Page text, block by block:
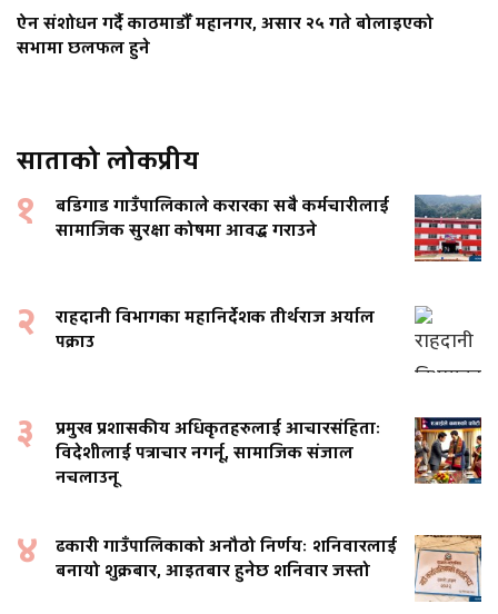
ऐन संशोधन गर्दै काठमाडौँ महानगर, असार २५ गते बोलाइएको
सभामा छलफल हुने
साताको लोकप्रीय
१
बडिगाड गाउँपालिकाले करारका सबै कर्मचारीलाई
सामाजिक सुरक्षा कोषमा आवद्ध गराउने
२
राहदानी विभागका महानिर्देशक तीर्थराज अर्याल
पक्राउ
३
प्रमुख प्रशासकीय अधिकृतहरुलाई आचारसंहिताः
विदेशीलाई पत्राचार नगर्नू, सामाजिक संजाल
नचलाउनू
४
ढकारी गाउँपालिकाको अनौठो निर्णयः शनिवारलाई
बनायो शुक्रबार, आइतबार हुनेछ शनिवार जस्तो